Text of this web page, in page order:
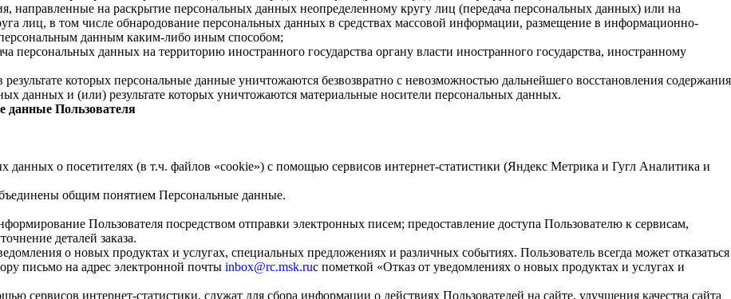
направленные на раскрытие персональных данных неопределенному кругу лиц (передача персональных данных) или на
лиц, в том числе обнародование персональных данных в средствах массовой информации, размещение в информационно-
данным каким-либо иным способом;
персональных данных на территорию иностранного государства органу власти иностранного государства, иностранному
которых персональные данные уничтожаются безвозвратно с невозможностью дальнейшего восстановления содержания
данных и (или) результате которых уничтожаются материальные носители персональных данных.
данные Пользователя
данных о посетителях (в т.ч. файлов «cookie») с помощью сервисов интернет-статистики (Яндекс Метрика и Гугл Аналитика и
общим понятием Персональные данные.
Пользователя посредством отправки электронных писем; предоставление доступа Пользователю к сервисам,
деталей заказа.
о новых продуктах и услугах, специальных предложениях и различных событиях. Пользователь всегда может отказаться
письмо на адрес электронной почты inbox@rc.msk.ruс пометкой «Отказ от уведомлениях о новых продуктах и услугах и
сервисов интернет-статистики, служат для сбора информации о действиях Пользователей на сайте, улучшения качества сайта